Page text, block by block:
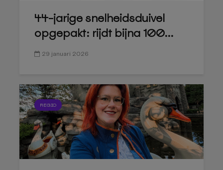
44-jarige snelheidsduivel
opgepakt: rijdt bijna 100...
29 januari 2026
REGIO